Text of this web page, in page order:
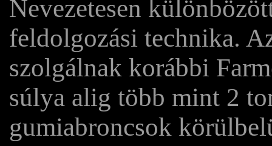
Nevezetesen
feldolgozási technika.
szolgálnak korábbi
súlya alig több mint 2
gumiabroncsok